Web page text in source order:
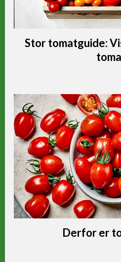
Stor tomatguide:
Derfor er